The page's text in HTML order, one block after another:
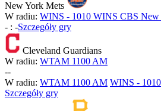
New York Mets
W radiu: WINS - 1010 WINS CBS New
- : -Szczegóły gry
Cleveland Guardians
W radiu: WTAM 1100 AM
--
W radiu: WTAM 1100 AM WINS -
Szczegóły gry